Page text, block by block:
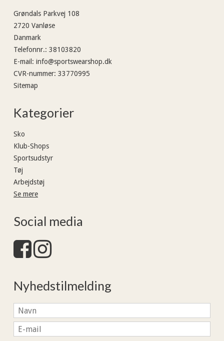
Grøndals Parkvej 108
2720 Vanløse
Danmark
Telefonnr.: 38103820
E-mail: info@sportswearshop.dk
CVR-nummer: 33770995
Sitemap
Kategorier
Sko
Klub-Shops
Sportsudstyr
Tøj
Arbejdstøj
Se mere
Social media
Nyhedstilmelding